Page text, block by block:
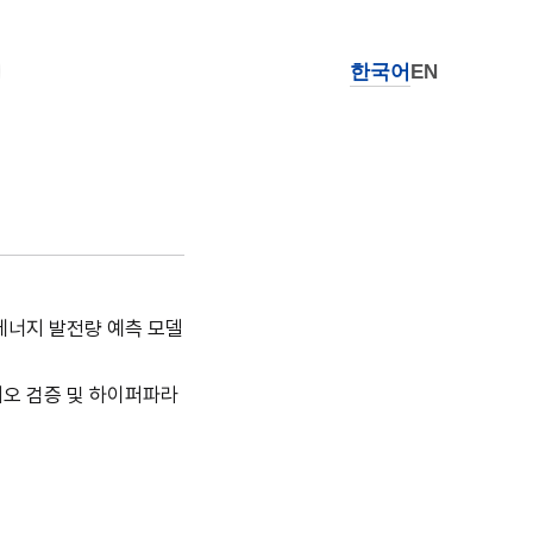
한국어 EN
지 발전량 예측 모델
검증 및 하이퍼파라